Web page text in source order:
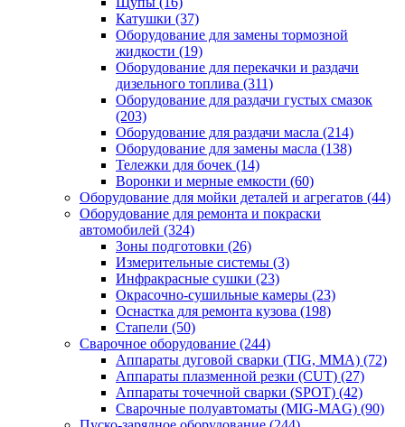
Катушки (37)
Оборудование для замены тормозной
жидкости (19)
Оборудование для перекачки и раздачи
дизельного топлива (311)
Оборудование для раздачи густых смазок
(203)
Оборудование для раздачи масла (214)
Оборудование для замены масла (138)
Тележки для бочек (14)
Воронки и мерные емкости (60)
Оборудование для мойки деталей и агрегатов (44)
Оборудование для ремонта и покраски
автомобилей (324)
Зоны подготовки (26)
Измерительные системы (3)
Инфракрасные сушки (23)
Окрасочно-сушильные камеры (23)
Оснастка для ремонта кузова (198)
Стапели (50)
Сварочное оборудование (244)
Аппараты дуговой сварки (TIG, MMA) (72)
Аппараты плазменной резки (CUT) (27)
Аппараты точечной сварки (SPOT) (42)
Сварочные полуавтоматы (MIG-MAG) (90)